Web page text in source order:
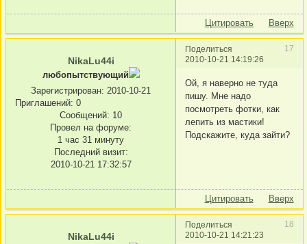
Цитировать Вверх
Поделиться
17
2010-10-21 14:19:26
NikaLu44i
любопытствующий
Зарегистрирован: 2010-10-21
Приглашений: 0
Сообщений: 10
Провел на форуме:
1 час 31 минуту
Последний визит:
2010-10-21 17:32:57
Ой, я наверно не туда
пишу. Мне надо
посмотреть фотки, как
лепить из мастики!
Подскажите, куда зайти?
Цитировать Вверх
Поделиться
18
2010-10-21 14:21:23
NikaLu44i